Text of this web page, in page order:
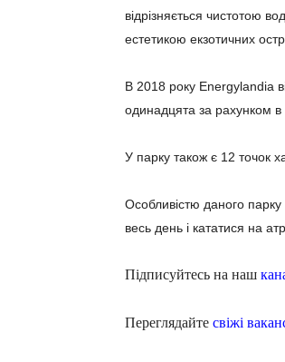
відрізняється чистотою
естетикою екзотичних
В 2018 року Energylandia
одинадцята за рахунком в
У парку також є 12 точок
Особливістю даного парку
весь день і кататися на
Підписуйтесь на наш
Переглядайте свіжі